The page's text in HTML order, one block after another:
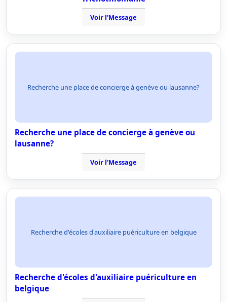
Voir l'Message
Recherche une place de concierge à genève ou lausanne?
Recherche une place de concierge à genève ou
lausanne?
Voir l'Message
Recherche d'écoles d'auxiliaire puériculture en belgique
Recherche d'écoles d'auxiliaire puériculture en
belgique